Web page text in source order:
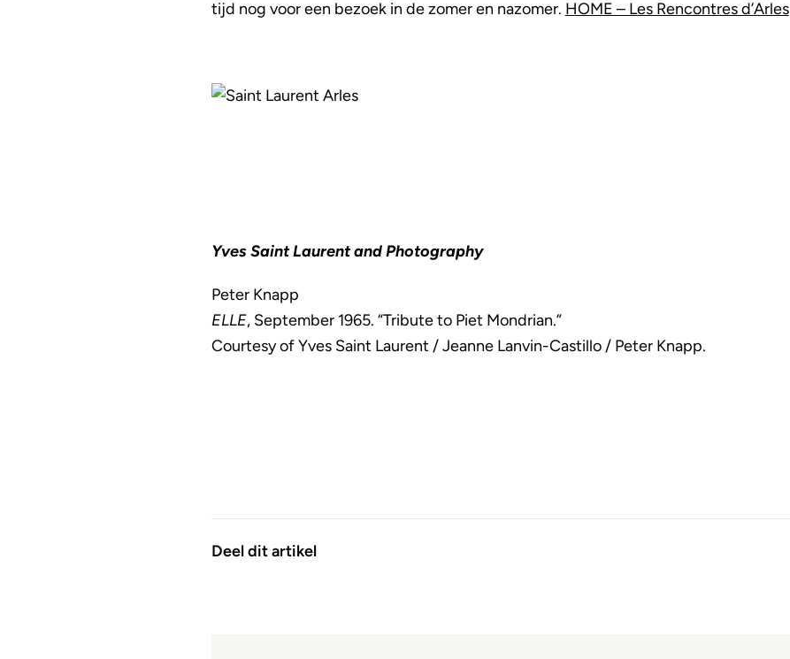
tijd nog voor een bezoek in de zomer en nazomer. HOME – Les Rencontres d’Arles
Yves Saint Laurent and Photography
Peter Knapp
ELLE, September 1965. “Tribute to Piet Mondrian.”
Courtesy of Yves Saint Laurent / Jeanne Lanvin-Castillo / Peter Knapp.
Deel dit artikel